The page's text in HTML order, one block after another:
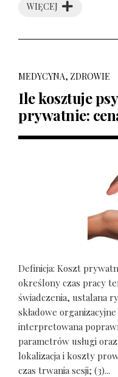
WIĘCEJ
MEDYCYNA, ZDROWIE
Ile kosztuje
prywatnie:
Definicja: Koszt
określony czas pracy
świadczenia, ustalana
składowe
interpretowana
parametrów usługi
lokalizacja i koszty
czas trwania sesji; (3)...